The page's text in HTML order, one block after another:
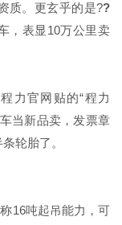
质。更玄乎的是??
，表显10万公里卖
力官网贴的“程力
当新品卖，发票章
轮胎了。
16吨起吊能力，可